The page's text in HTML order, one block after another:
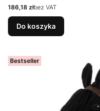
Cena
186,18 złbez VAT
Do koszyka
Bestseller